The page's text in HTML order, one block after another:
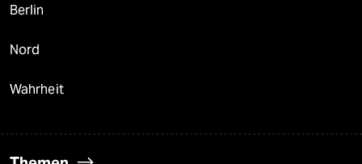
Berlin
Nord
Wahrheit